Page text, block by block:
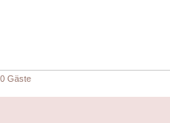
Gäste